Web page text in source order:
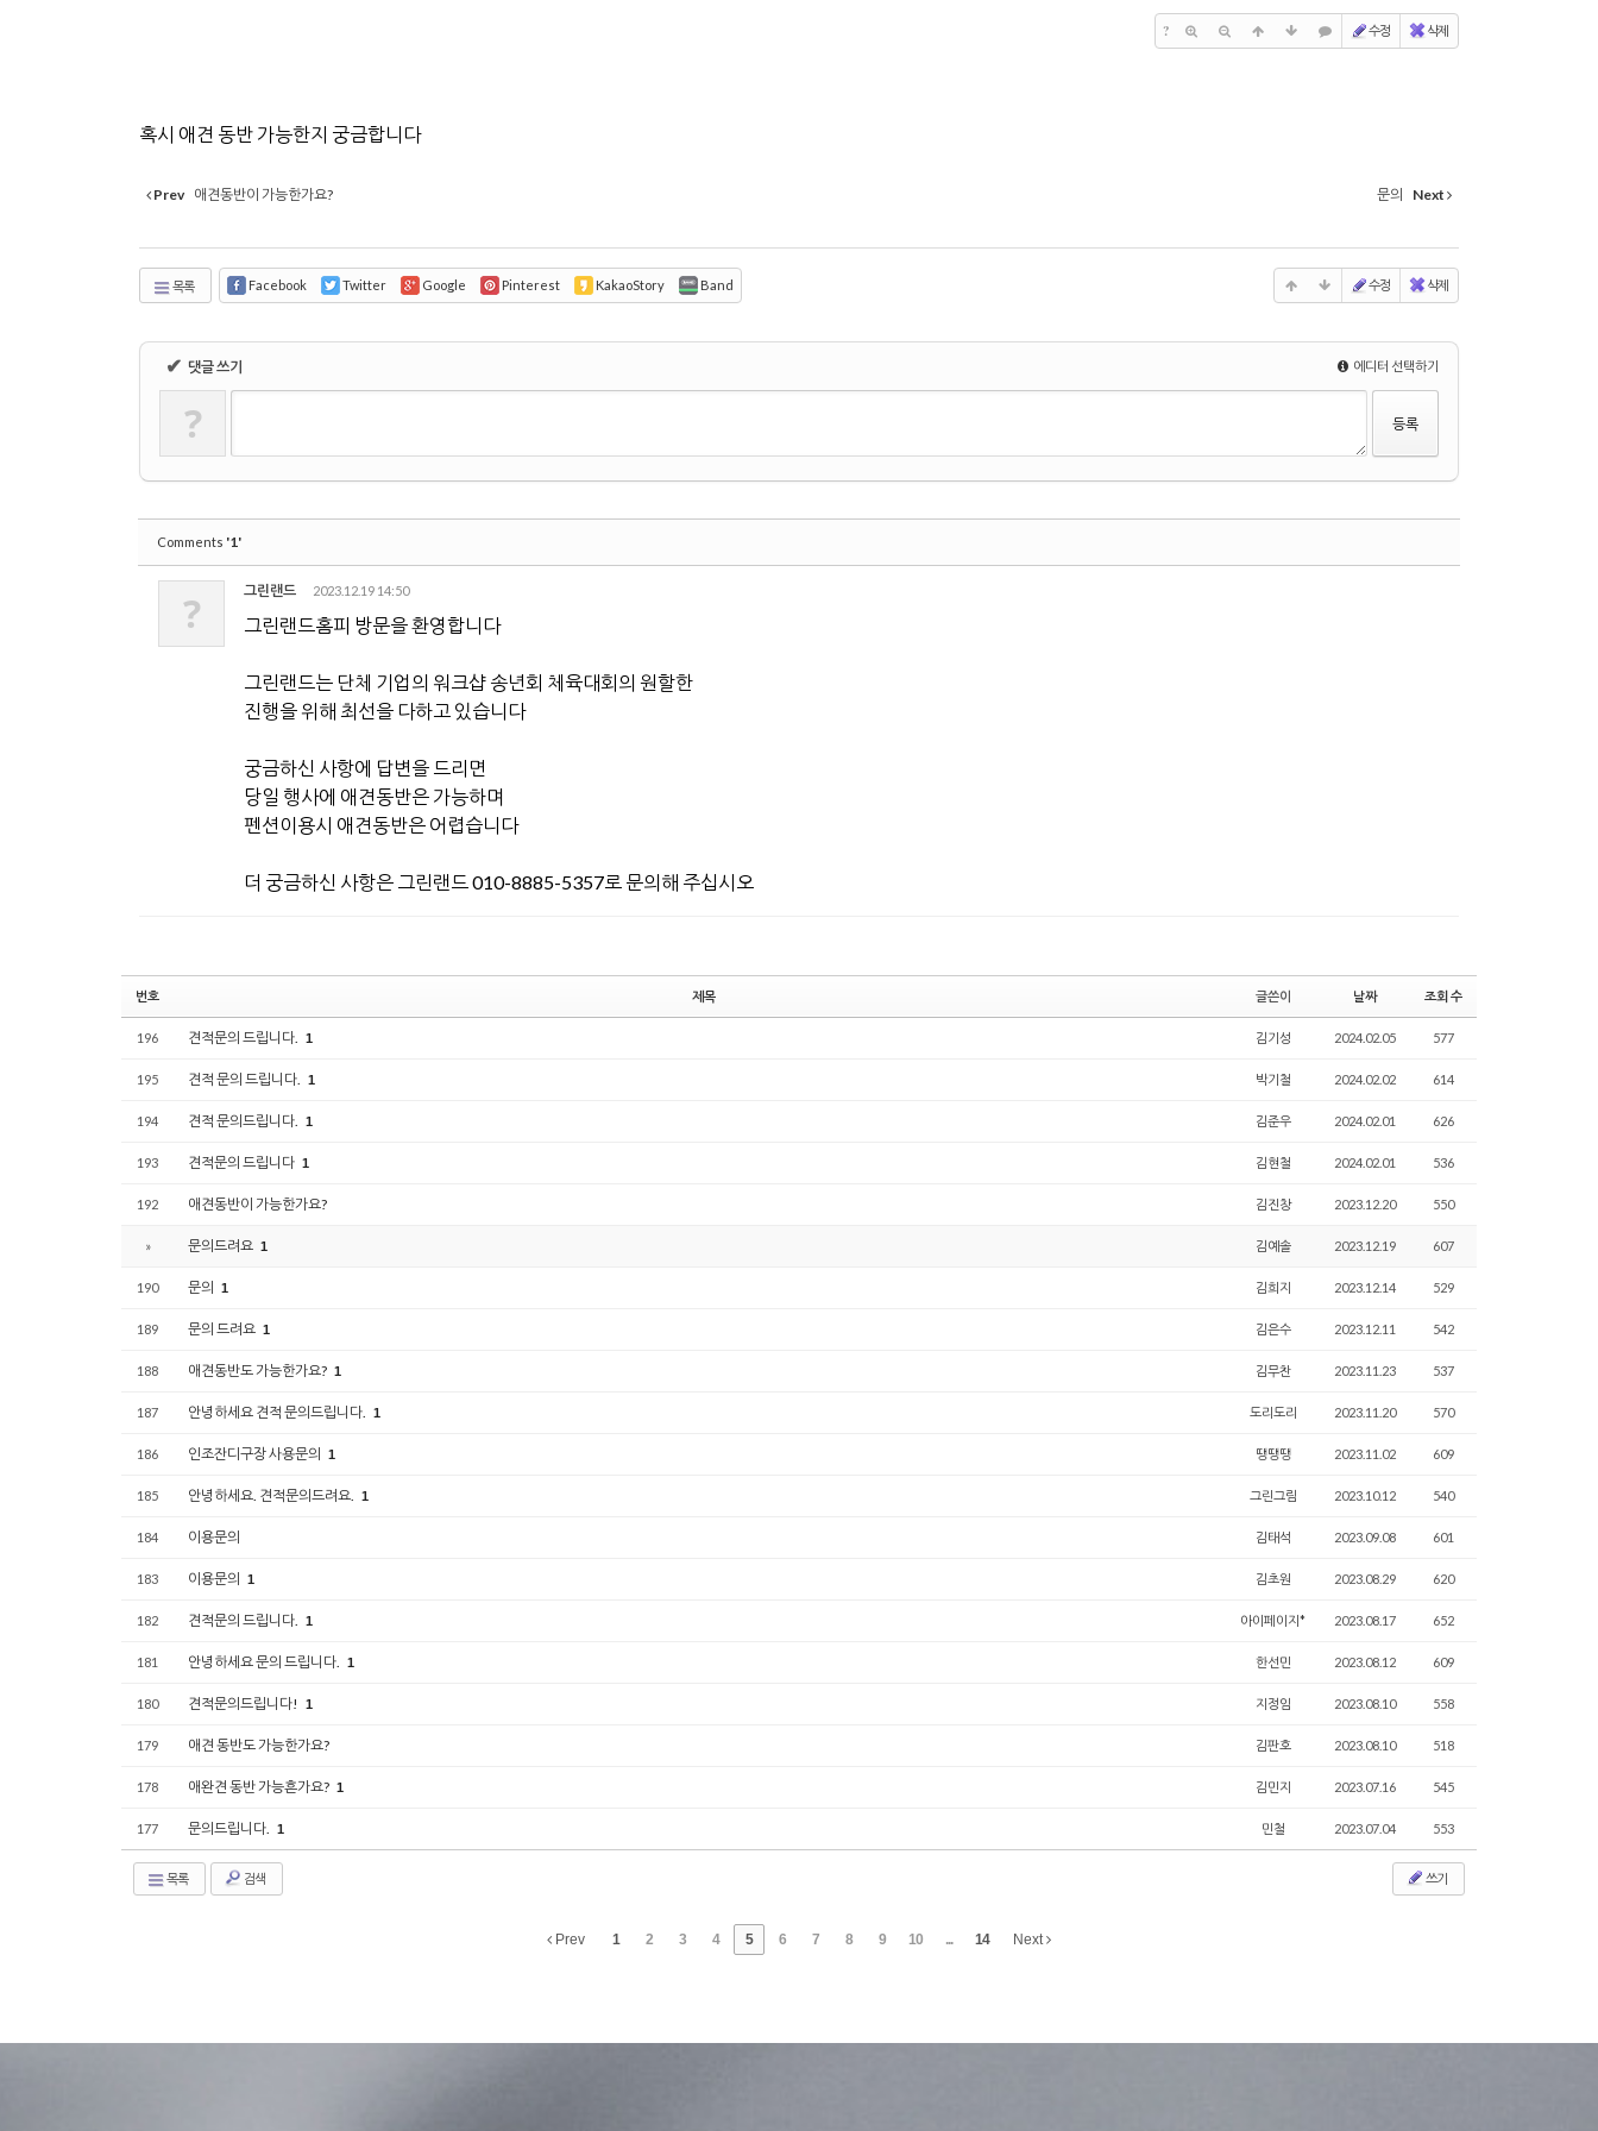
? 수정 삭제
혹시 애견 동반 가능한지 궁금합니다
Prev 애견동반이 가능한가요? 문의 Next
목록 Facebook Twitter Google Pinterest KakaoStory Band 수정 삭제
✔ 댓글 쓰기 에디터 선택하기
?
Comments '1'
? 그린랜드 2023.12.19 14:50
그린랜드홈피 방문을 환영합니다
그린랜드는 단체 기업의 워크샵 송년회 체육대회의 원할한
진행을 위해 최선을 다하고 있습니다
궁금하신 사항에 답변을 드리면
당일 행사에 애견동반은 가능하며
펜션이용시 애견동반은 어렵습니다
더 궁금하신 사항은 그린랜드 010-8885-5357로 문의해 주십시오
번호 제목 글쓴이 날짜 조회 수
196 견적문의 드립니다. 1 김기성 2024.02.05 577
195 견적 문의 드립니다. 1 박기철 2024.02.02 614
194 견적 문의드립니다. 1 김준우 2024.02.01 626
193 견적문의 드립니다 1 김현철 2024.02.01 536
192 애견동반이 가능한가요? 김진창 2023.12.20 550
» 문의드려요 1 김예솔 2023.12.19 607
190 문의 1 김희지 2023.12.14 529
189 문의 드려요 1 김은수 2023.12.11 542
188 애견동반도 가능한가요? 1 김무찬 2023.11.23 537
187 안녕하세요 견적 문의드립니다. 1 도리도리 2023.11.20 570
186 인조잔디구장 사용문의 1 땡땡땡 2023.11.02 609
185 안녕하세요. 견적문의드려요. 1 그린그림 2023.10.12 540
184 이용문의 김태석 2023.09.08 601
183 이용문의 1 김초원 2023.08.29 620
182 견적문의 드립니다. 1 아이페이지* 2023.08.17 652
181 안녕하세요 문의 드립니다. 1 한선민 2023.08.12 609
180 견적문의드립니다! 1 지정임 2023.08.10 558
179 애견 동반도 가능한가요? 김판호 2023.08.10 518
178 애완견 동반 가능흔가요? 1 김민지 2023.07.16 545
177 문의드립니다. 1 민철 2023.07.04 553
목록 검색 쓰기
Prev 1 2 3 4 5 6 7 8 9 10 ... 14 Next